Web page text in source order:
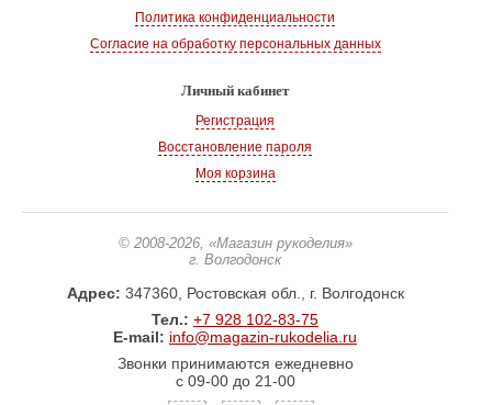
Политика конфиденциальности
Согласие на обработку персональных данных
Личный кабинет
Регистрация
Восстановление пароля
Моя корзина
© 2008-2026, «Магазин рукоделия»
г. Волгодонск
Адрес: 347360, Ростовская обл., г. Волгодонск
Тел.: +7 928 102-83-75
E-mail: info@magazin-rukodelia.ru
Звонки принимаются ежедневно
с 09-00 до 21-00